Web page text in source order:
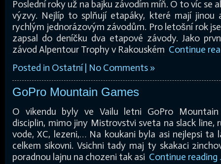
Poslední roky už na bajku závodím míň. O to víc se
výzvy. Nejlíp to splňují etapáky, které mají jinou
rychlým jednorázovým závodům. Pro letošní rok
zapsal do deníčku dva etapové závody. Jako
závod Alpentour Trophy v Rakouském Continue
Posted in Ostatní| No Comments »
GoPro Mountain Games
O vikendu byly ve Vailu letni GoPro Mountain
disciplin, mimo jiny Mistrovstvi sveta na slack line,
vode, XC, lezeni,… Na koukani byla asi nejlepsi ta
celkem sikovni. Vsichni tady maj ty skakaci
poradnou lajnu na chozeni tak asi Continue reading